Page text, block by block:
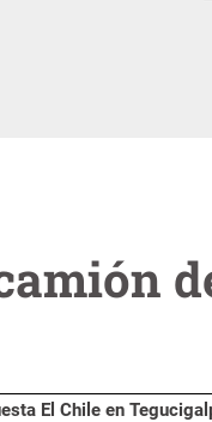
El Chile en